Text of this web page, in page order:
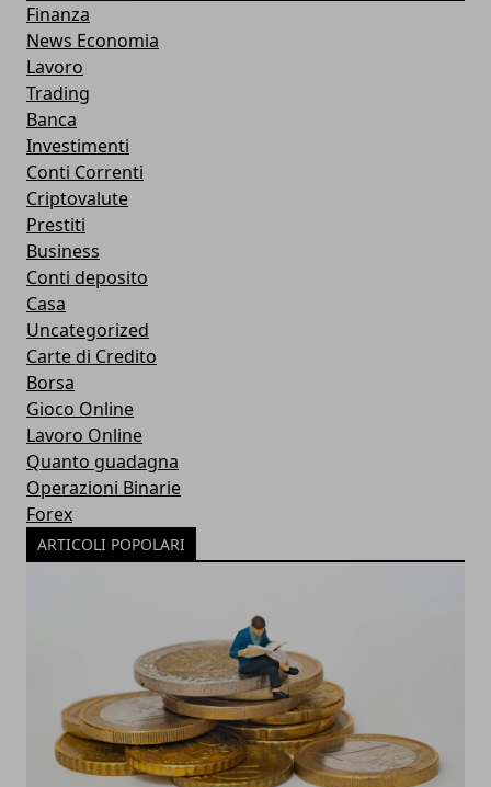
Finanza
News Economia
Lavoro
Trading
Banca
Investimenti
Conti Correnti
Criptovalute
Prestiti
Business
Conti deposito
Casa
Uncategorized
Carte di Credito
Borsa
Gioco Online
Lavoro Online
Quanto guadagna
Operazioni Binarie
Forex
ARTICOLI POPOLARI